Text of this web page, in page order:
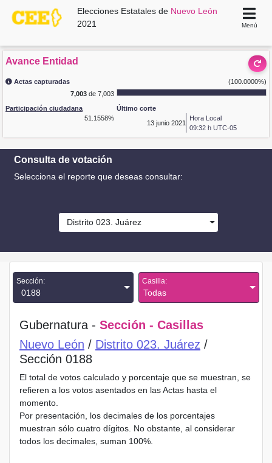
Elecciones Estatales de Nuevo León
2021
Menú
Avance Entidad
Actas capturadas
(100.0000%)
7,003de 7,003
Participación ciudadana
51.1558%
Último corte
13 junio 2021
Hora Local
09:32 h UTC-05
Consulta de votación
Selecciona el reporte que deseas consultar:
Distrito 023. Juárez
Sección:
0188
Casilla:
Todas
Gubernatura - Sección - Casillas
Nuevo León / Distrito 023. Juárez /
Sección 0188
El total de votos calculado y porcentaje que se muestran, se
refieren a los votos asentados en las Actas hasta el
momento.
Por presentación, los decimales de los porcentajes
muestran sólo cuatro dígitos. No obstante, al considerar
todos los decimales, suman 100%.